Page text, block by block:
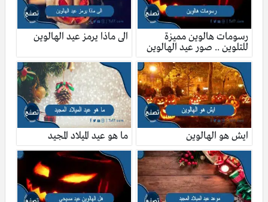
رسومات هالوين مميزة
للتلوين .. صور عيد الهالوين
الى ماذا يرمز عيد الهالوين
ايش هو الهالوين ما هو عيد الميلاد المجيد